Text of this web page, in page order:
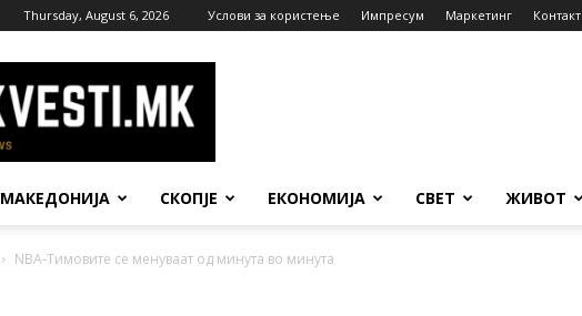
Thursday, August 6, 2026 Услови за користење Импресум Маркетинг Контакт
МАКЕДОНИЈА СКОПЈЕ ЕКОНОМИЈА СВЕТ ЖИВОТ
NBA-Тимовите се менуваат од минута во минута